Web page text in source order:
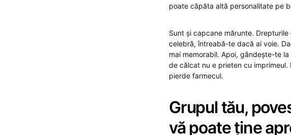
poate căpăta altă personalitate pe
Sunt și capcane mărunte.
celebră, întreabă-te dacă ai voie.
mai memorabil. Apoi, gândește-te
de călcat nu e prieten cu
pierde farmecul.
Grupul tău,
vă poate ține